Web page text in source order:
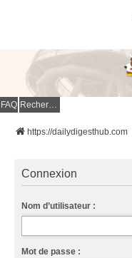
FAQ Rechercher
https://dailydigesthub.com
Connexion
Nom d’utilisateur :
Mot de passe :